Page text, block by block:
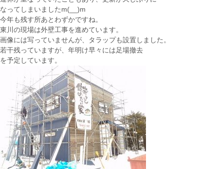
なってしまいましたm(__)m
今年も残す所あとわずかですね。
東川の現場は外壁工事を進めています。
画像には写っていませんが、タラップも設置しました。
若干残っていますが、年明け早々には足場撤去
を予定しています。